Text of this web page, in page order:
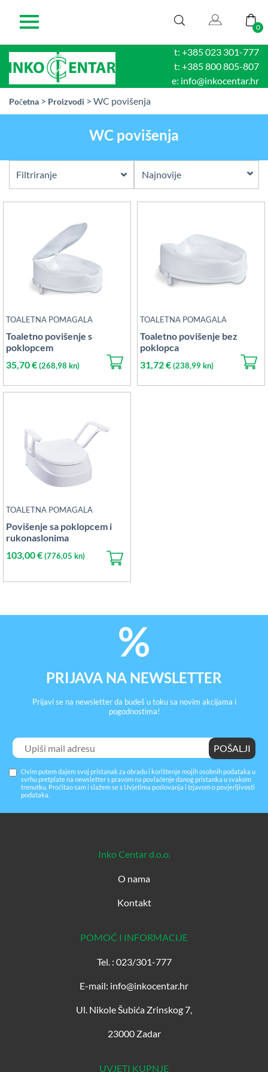
0
t: +385 023 301-777
t: +385 800 805-807
e: info@inkocentar.hr
Početna > Proizvodi > WC povišenja
WC povišenja
Filtriranje
TOALETNA POMAGALA
Toaletno povišenje s
poklopcem
35,70€(268,98 kn)
TOALETNA POMAGALA
Toaletno povišenje bez
poklopca
31,72€(238,99 kn)
TOALETNA POMAGALA
Povišenje sa poklopcem i
rukonaslonima
103,00€(776,05 kn)
PRIJAVA NA NEWSLETTER
Prijavi se na newsletter da budeš u toku sa novim akcijama i
pogodnostima!
Ovim putem dajem svoj pristanak za obradu i korištenje mojih osobnih podataka u
svrhu pretplate na newsletter s pravom na povlačenje danog pristanka u svakom
trenutku. Pročitao sam i slažem se s Uvjetima poslovanja i Izjavom o povjerljivosti
podataka
Inko Centar d.o.o.
O nama
Kontakt
POMOĆ I INFORMACIJE
Tel. : 023/301-777
E-mail: info@inkocentar.hr
Ul. Nikole Šubića Zrinskog 7,
23000 Zadar
UVJETI KUPNJE